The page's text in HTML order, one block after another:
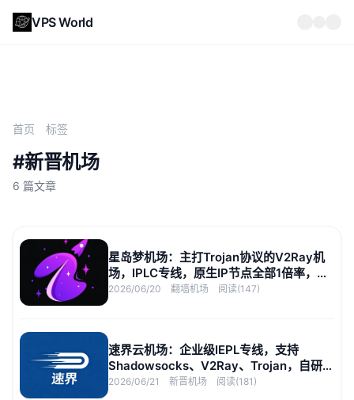
VPS World
首页 标签
#新晋机场
6 篇文章
星岛梦机场：主打Trojan协议的V2Ray机
场，IPLC专线，原生IP节点全部1倍率，
2.5Gbps速率
2026/06/20 翻墙机场 阅读(147)
速界云机场：企业级IEPL专线，支持
Shadowsocks、V2Ray、Trojan，自研客
户端
2026/06/21 新晋机场 阅读(181)